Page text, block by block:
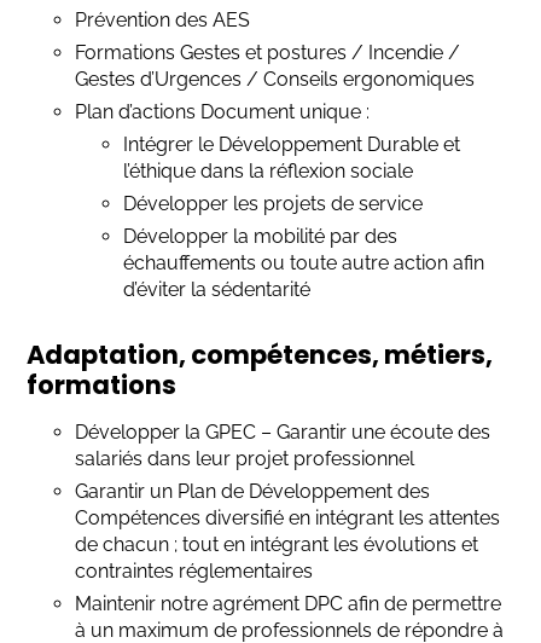
Prévention des AES
Formations Gestes et postures / Incendie /
Gestes d’Urgences / Conseils ergonomiques
Plan d’actions Document unique :
Intégrer le Développement Durable et
l’éthique dans la réflexion sociale
Développer les projets de service
Développer la mobilité par des
échauffements ou toute autre action afin
d’éviter la sédentarité
Adaptation, compétences, métiers,
formations
Développer la GPEC – Garantir une écoute des
salariés dans leur projet professionnel
Garantir un Plan de Développement des
Compétences diversifié en intégrant les attentes
de chacun ; tout en intégrant les évolutions et
contraintes réglementaires
Maintenir notre agrément DPC afin de permettre
à un maximum de professionnels de répondre à